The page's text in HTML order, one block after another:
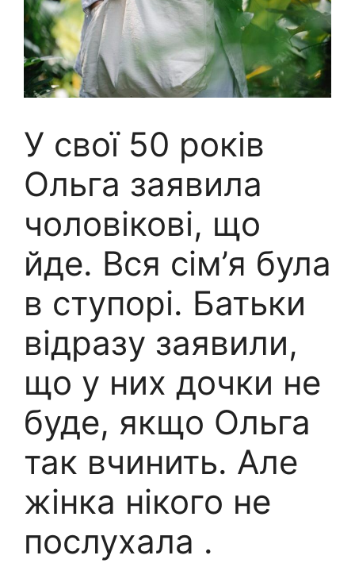
У свої 50 років
Ольга заявила
чоловікові, що
йде. Вся сім’я була
в ступорі. Батьки
відразу заявили,
що у них дочки не
буде, якщо Ольга
так вчинить. Але
жінка нікого не
послухала .